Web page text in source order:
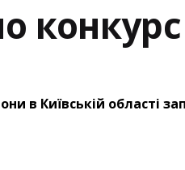
конкурс
в Київській області